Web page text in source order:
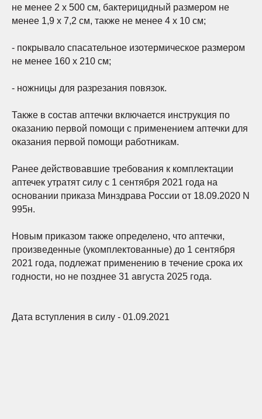
не менее 2 х 500 см, бактерицидный размером не
менее 1,9 х 7,2 см, также не менее 4 х 10 см;
- покрывало спасательное изотермическое размером
не менее 160 х 210 см;
- ножницы для разрезания повязок.
Также в состав аптечки включается инструкция по
оказанию первой помощи с применением аптечки для
оказания первой помощи работникам.
Ранее действовавшие требования к комплектации
аптечек утратят силу с 1 сентября 2021 года на
основании приказа Минздрава России от 18.09.2020 N
995н.
Новым приказом также определено, что аптечки,
произведенные (укомплектованные) до 1 сентября
2021 года, подлежат применению в течение срока их
годности, но не позднее 31 августа 2025 года.
Дата вступления в силу - 01.09.2021